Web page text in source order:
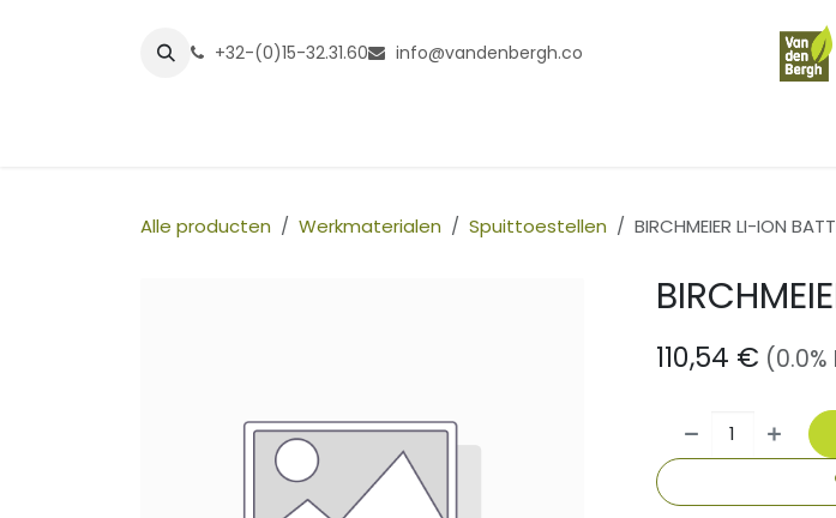
+32-(0)15-32.31.60 info@vandenbergh.co
Alle producten Werkmaterialen Spuittoestellen BIRCHMEIER LI-ION
110,54 € (0.0%